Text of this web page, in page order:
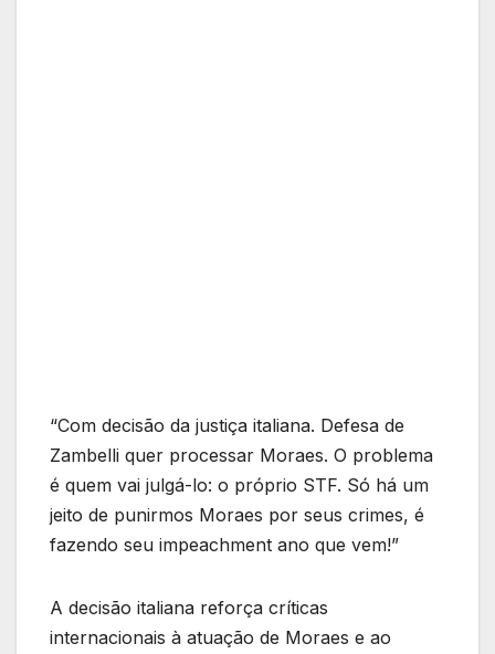
“Com decisão da justiça italiana. Defesa de
Zambelli quer processar Moraes. O problema
é quem vai julgá-lo: o próprio STF. Só há um
jeito de punirmos Moraes por seus crimes, é
fazendo seu impeachment ano que vem!”
A decisão italiana reforça críticas
internacionais à atuação de Moraes e ao